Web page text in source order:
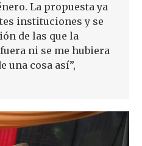
La propuesta ya
instituciones y se
de las que la
ni se me hubiera
una cosa así”,